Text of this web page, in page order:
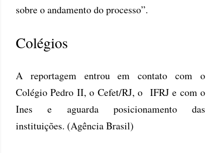
sobre o andamento do processo”.
Colégios
A reportagem entrou em contato com o
Colégio Pedro II, o Cefet/RJ, o IFRJ e com o
Ines e aguarda posicionamento das
instituições. (Agência Brasil)